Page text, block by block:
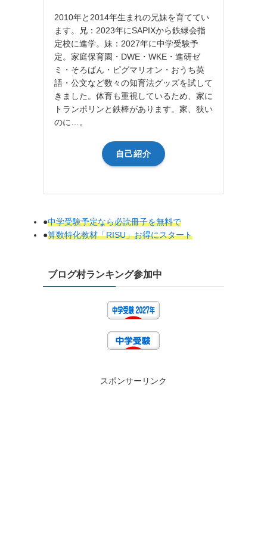
2010年と2014年生まれの兄妹を育ててい
ます。兄：2023年にSAPIXから鉄緑会指
定校に進学。妹：2027年に中学受験予
定。家庭保育園・DWE・WKE・進研ゼ
ミ・そろばん・ピグマリオン・おうち英
語・公文など数々の知育法グッズを試して
きました。体育も重視しているため、家に
トランポリンと鉄棒があります。家、狭い
のに…。
自己紹介
●中学受験予定なら必読冊子を無料で
●算数特化教材「RISU」お得にスタート
ブログ村ランキング参加中
スポンサーリンク